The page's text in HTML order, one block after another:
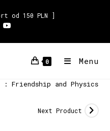
od 150 PLN ]
0 Menu
: Friendship and Physics
Next Product